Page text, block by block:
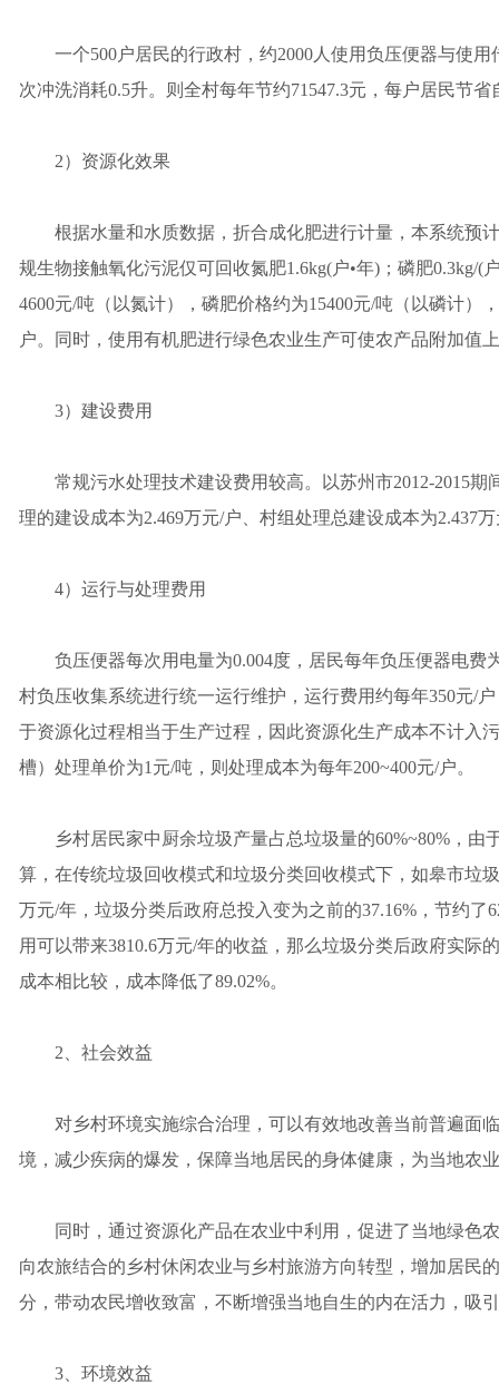
一个500户居民的行政村，约2000人使用负压便器与使用
次冲洗消耗0.5升。则全村每年节约71547.3元，每户居民节省
2）资源化效果
根据水量和水质数据，折合成化肥进行计量，本系统预计
规生物接触氧化污泥仅可回收氮肥1.6kg(户•年)；磷肥0.3kg/
4600元/吨（以氮计），磷肥价格约为15400元/吨（以磷计）
户。同时，使用有机肥进行绿色农业生产可使农产品附加值
3）建设费用
常规污水处理技术建设费用较高。以苏州市2012-2015期
理的建设成本为2.469万元/户、村组处理总建设成本为2.437
4）运行与处理费用
负压便器每次用电量为0.004度，居民每年负压便器电费
村负压收集系统进行统一运行维护，运行费用约每年350元/
于资源化过程相当于生产过程，因此资源化生产成本不计入
槽）处理单价为1元/吨，则处理成本为每年200~400元/户。
乡村居民家中厨余垃圾产量占总垃圾量的60%~80%，由
算，在传统垃圾回收模式和垃圾分类回收模式下，如皋市垃
万元/年，垃圾分类后政府总投入变为之前的37.16%，节约
用可以带来3810.6万元/年的收益，那么垃圾分类后政府实际
成本相比较，成本降低了89.02%。
2、社会效益
对乡村环境实施综合治理，可以有效地改善当前普遍面
境，减少疾病的爆发，保障当地居民的身体健康，为当地农
同时，通过资源化产品在农业中利用，促进了当地绿色
向农旅结合的乡村休闲农业与乡村旅游方向转型，增加居民
分，带动农民增收致富，不断增强当地自生的内在活力，吸
3、环境效益